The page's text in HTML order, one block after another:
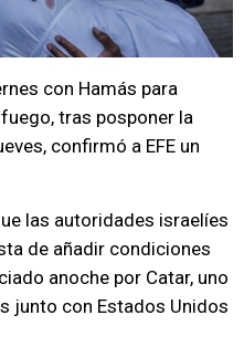
con Hamás para
tras posponer la
confirmó a EFE un
las autoridades israelíes
de añadir condiciones
anoche por Catar, uno
junto con Estados Unidos